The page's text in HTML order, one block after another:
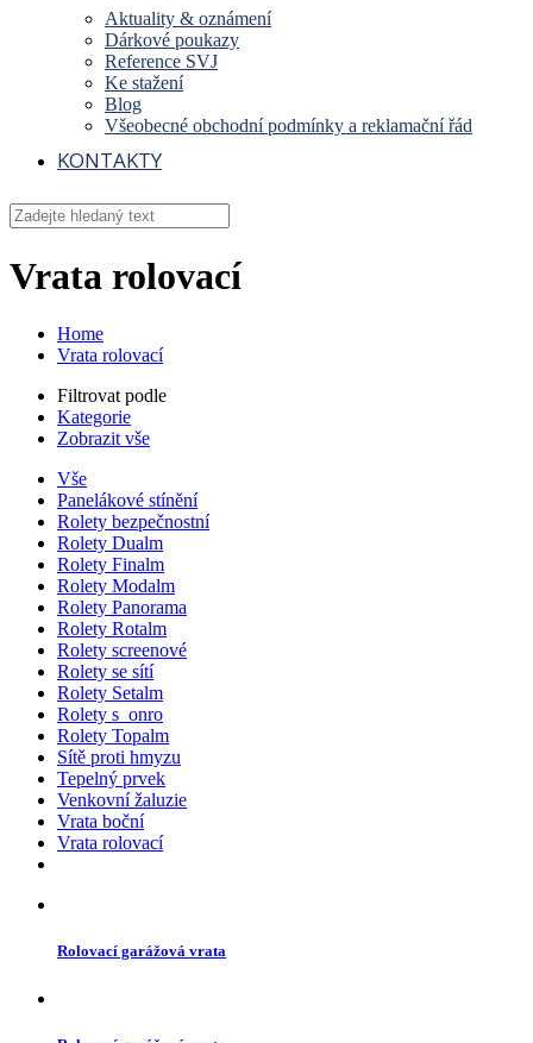
Aktuality & oznámení
Dárkové poukazy
Reference SVJ
Ke stažení
Blog
Všeobecné obchodní podmínky a reklamační řád
KONTAKTY
Vrata rolovací
Home
Vrata rolovací
Filtrovat podle
Kategorie
Zobrazit vše
Vše
Panelákové stínění
Rolety bezpečnostní
Rolety Dualm
Rolety Finalm
Rolety Modalm
Rolety Panorama
Rolety Rotalm
Rolety screenové
Rolety se sítí
Rolety Setalm
Rolety s_onro
Rolety Topalm
Sítě proti hmyzu
Tepelný prvek
Venkovní žaluzie
Vrata boční
Vrata rolovací
Rolovací garážová vrata